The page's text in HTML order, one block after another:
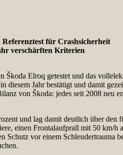
für Crashsicherheit
verschärften Kriterien
Elroq getestet und das
Jahr bestätigt und damit
von Škoda: jedes seit 2008 neu
und lag damit deutlich über
einen Frontalaufprall mit 50 km/h
vor einem Schleudertrauma